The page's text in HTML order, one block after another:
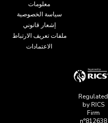
معلومات
سياسة الخصوصية
إشعار قانوني
ملفات تعريف الارتباط
الاعتمادات
Regulated
by RICS
Firm
n°812638